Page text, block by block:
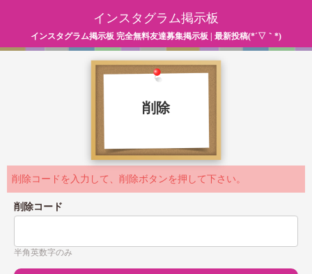
インスタグラム掲示板
インスタグラム掲示板 完全無料友達募集掲示板 | 最新投稿(*´▽｀*)
削除
削除コードを入力して、削除ボタンを押して下さい。
削除コード
半角英数字のみ